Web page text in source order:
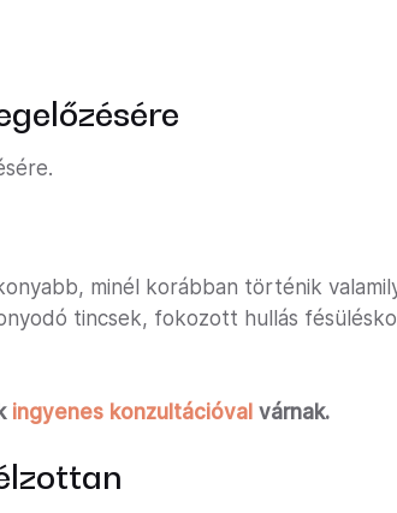
minél korábban történik
tincsek, fokozott hullás
ingyenes konzultációval várnak.